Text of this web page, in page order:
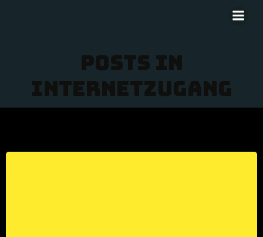
Posts in
Internetzugang